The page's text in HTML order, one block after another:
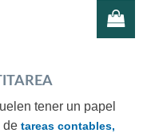
tener un papel
de tareas contables,